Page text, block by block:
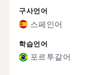
구사언어
스페인어
학습언어
포르투갈어